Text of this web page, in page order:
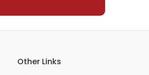
Other Links